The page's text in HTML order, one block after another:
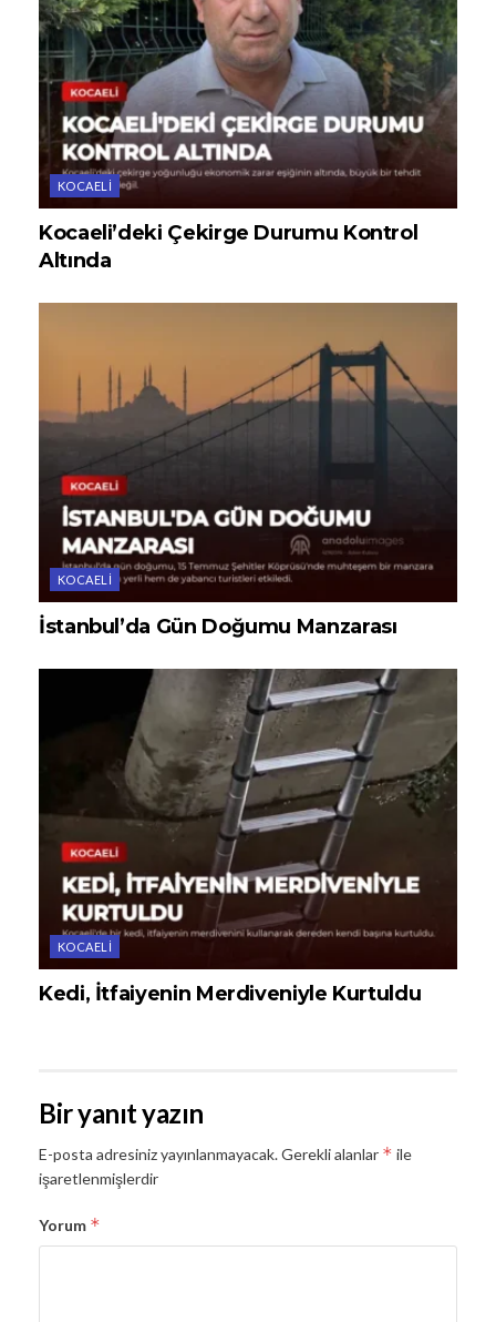
KOCAELI
Kocaeli’deki Çekirge Durumu Kontrol
Altında
KOCAELI
İstanbul’da Gün Doğumu Manzarası
KOCAELI
Kedi, İtfaiyenin Merdiveniyle Kurtuldu
Bir yanıt yazın
E-posta adresiniz yayınlanmayacak.Gerekli alanlar * ile
işaretlenmişlerdir
Yorum *